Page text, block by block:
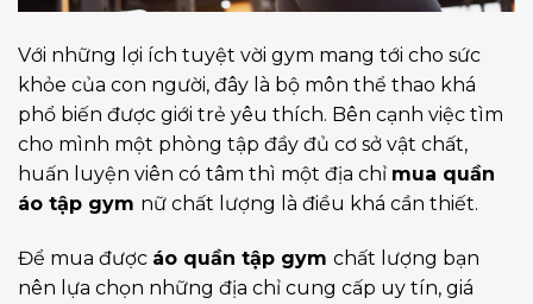
Với những lợi ích tuyệt vời gym mang tới cho sức
khỏe của con người, đây là bộ môn thể thao khá
phổ biến được giới trẻ yêu thích. Bên cạnh việc tìm
cho mình một phòng tập đầy đủ cơ sở vật chất,
huấn luyện viên có tâm thì một địa chỉ mua quần
áo tập gym nữ chất lượng là điều khá cần thiết.
Để mua được áo quần tập gym chất lượng bạn
nên lựa chọn những địa chỉ cung cấp uy tín, giá